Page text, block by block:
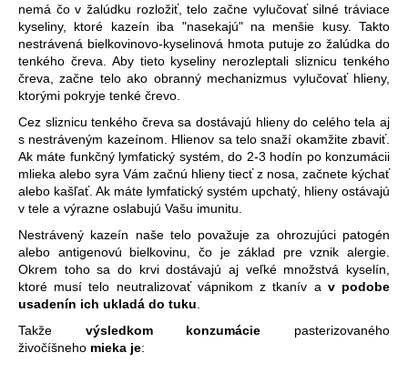
nemá čo v žalúdku rozložiť, telo začne vylučovať silné tráviace
kyseliny, ktoré kazeín iba "nasekajú" na menšie kusy. Takto
nestrávená bielkovinovo-kyselinová hmota putuje zo žalúdka do
tenkého čreva. Aby tieto kyseliny nerozleptali sliznicu tenkého
čreva, začne telo ako obranný mechanizmus vylučovať hlieny,
ktorými pokryje tenké črevo.
Cez sliznicu tenkého čreva sa dostávajú hlieny do celého tela aj
s nestráveným kazeínom. Hlienov sa telo snaží okamžite zbaviť.
Ak máte funkčný lymfatický systém, do 2-3 hodín po konzumácii
mlieka alebo syra Vám začnú hlieny tiecť z nosa, začnete kýchať
alebo kašľať. Ak máte lymfatický systém upchatý, hlieny ostávajú
v tele a výrazne oslabujú Vašu imunitu.
Nestrávený kazeín naše telo považuje za ohrozujúci patogén
alebo antigenovú bielkovinu, čo je základ pre vznik alergie.
Okrem toho sa do krvi dostávajú aj veľké množstvá kyselín,
ktoré musí telo neutralizovať vápnikom z tkanív a v podobe
usadenín ich ukladá do tuku
Takže výsledkom konzumácie pasterizovaného
živočíšneho mieka je: